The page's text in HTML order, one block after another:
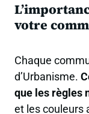
votre
Chaque
d’Urbanisme.
que les règles
et les couleurs